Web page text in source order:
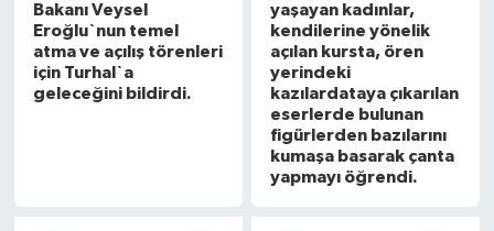
Bakanı Veysel
Eroğlu`nun temel
atma ve açılış törenleri
için Turhal`a
geleceğini bildirdi.
yaşayan kadınlar,
kendilerine yönelik
açılan kursta, ören
yerindeki
kazılardataya çıkarılan
eserlerde bulunan
figürlerden bazılarını
kumaşa basarak çanta
yapmayı öğrendi.